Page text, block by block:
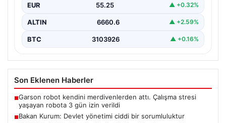
EUR 55.25 ▲ +0.32%
ALTIN 6660.6 ▲ +2.59%
BTC 3103926 ▲ +0.16%
Son Eklenen Haberler
■Garson robot kendini merdivenlerden attı. Çalışma stresi
yaşayan robota 3 gün izin verildi
■Bakan Kurum: Devlet yönetimi ciddi bir sorumluluktur